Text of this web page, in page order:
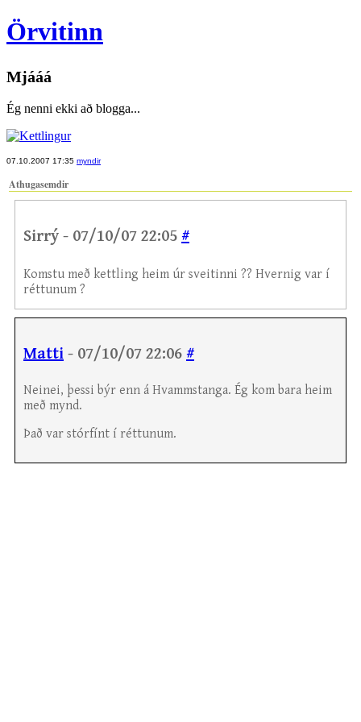
Örvitinn
Mjááá
Ég nenni ekki að blogga...
07.10.2007 17:35 myndir
Athugasemdir
Sirrý - 07/10/07 22:05 #
Komstu með kettling heim úr sveitinni ?? Hvernig var í
réttunum ?
Matti - 07/10/07 22:06 #
Neinei, þessi býr enn á Hvammstanga. Ég kom bara heim
með mynd.
Það var stórfínt í réttunum.